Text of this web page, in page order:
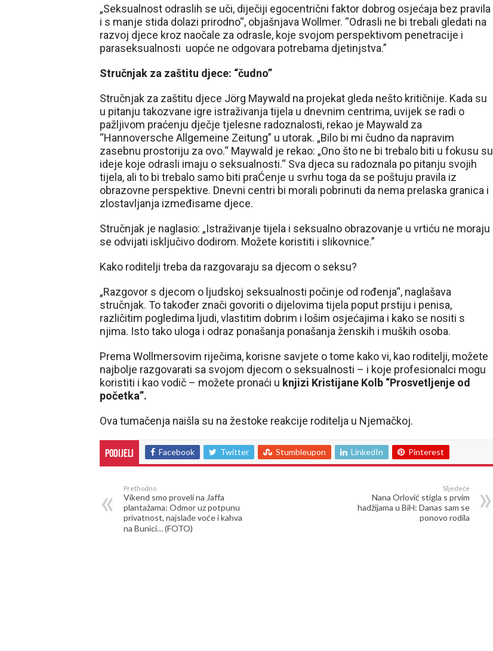
„Seksualnost odraslih se uči, diječiji egocentrični faktor dobrog osjećaja bez pravila
i s manje stida dolazi prirodno“, objašnjava Wollmer. “Odrasli ne bi trebali gledati na
razvoj djece kroz naočale za odrasle, koje svojom perspektivom penetracije i
paraseksualnosti uopće ne odgovara potrebama djetinjstva.”
Stručnjak za zaštitu djece: “čudno”
Stručnjak za zaštitu djece Jörg Maywald na projekat gleda nešto kritičnije. Kada su
u pitanju takozvane igre istraživanja tijela u dnevnim centrima, uvijek se radi o
pažljivom praćenju dječje tjelesne radoznalosti, rekao je Maywald za
“Hannoversche Allgemeine Zeitung” u utorak. „Bilo bi mi čudno da napravim
zasebnu prostoriju za ovo.“ Maywald je rekao: „Ono što ne bi trebalo biti u fokusu su
ideje koje odrasli imaju o seksualnosti.“ Sva djeca su radoznala po pitanju svojih
tijela, ali to bi trebalo samo biti praĆenje u svrhu toga da se poštuju pravila iz
obrazovne perspektive. Dnevni centri bi morali pobrinuti da nema prelaska granica i
zlostavljanja izmeđisame djece.
Stručnjak je naglasio: „Istraživanje tijela i seksualno obrazovanje u vrtiću ne moraju
se odvijati isključivo dodirom. Možete koristiti i slikovnice.”
Kako roditelji treba da razgovaraju sa djecom o seksu?
„Razgovor s djecom o ljudskoj seksualnosti počinje od rođenja“, naglašava
stručnjak. To također znači govoriti o dijelovima tijela poput prstiju i penisa,
različitim pogledima ljudi, vlastitim dobrim i lošim osjećajima i kako se nositi s
njima. Isto tako uloga i odraz ponašanja ponašanja ženskih i muških osoba.
Prema Wollmersovim riječima, korisne savjete o tome kako vi, kao roditelji, možete
najbolje razgovarati sa svojom djecom o seksualnosti – i koje profesionalci mogu
koristiti i kao vodič – možete pronaći u knjizi Kristijane Kolb “Prosvetljenje od
početka”.
Ova tumačenja naišla su na žestoke reakcije roditelja u Njemačkoj.
Podijeli Facebook Twitter Stumbleupon LinkedIn Pinterest
Prethodno
Vikend smo proveli na Jaffa
plantažama: Odmor uz potpunu
privatnost, najslađe voće i kahva
na Bunici… (FOTO)
Sljedeće
Nana Orlović stigla s prvim
hadžijama u BiH: Danas sam se
ponovo rodila